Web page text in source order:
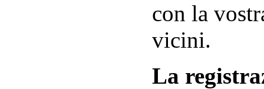
con la
vicini.
La